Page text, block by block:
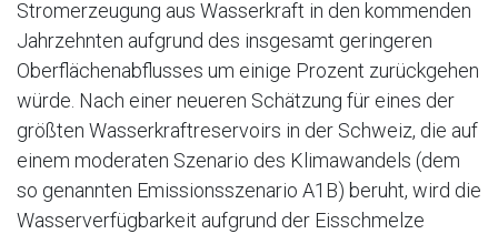
Stromerzeugung aus Wasserkraft in den kommenden
Jahrzehnten aufgrund des insgesamt geringeren
Oberflächenabflusses um einige Prozent zurückgehen
würde. Nach einer neueren Schätzung für eines der
größten Wasserkraftreservoirs in der Schweiz, die auf
einem moderaten Szenario des Klimawandels (dem
so genannten Emissionsszenario A1B) beruht, wird die
Wasserverfügbarkeit aufgrund der Eisschmelze